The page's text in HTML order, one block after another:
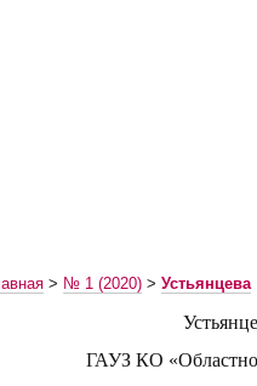
> № 1 (2020)> Устьянцева
У
ГАУЗ КО